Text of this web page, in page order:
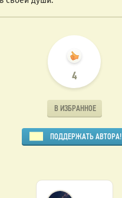
4
В ИЗБРАННОЕ
ПОДДЕРЖАТЬ АВТОРА!